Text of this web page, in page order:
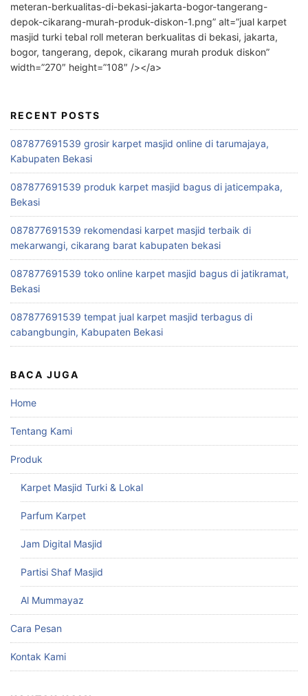
meteran-berkualitas-di-bekasi-jakarta-bogor-tangerang-
depok-cikarang-murah-produk-diskon-1.png” alt=”jual karpet
masjid turki tebal roll meteran berkualitas di bekasi, jakarta,
bogor, tangerang, depok, cikarang murah produk diskon”
width=”270″ height=”108″ /></a>
RECENT POSTS
087877691539 grosir karpet masjid online di tarumajaya,
Kabupaten Bekasi
087877691539 produk karpet masjid bagus di jaticempaka,
Bekasi
087877691539 rekomendasi karpet masjid terbaik di
mekarwangi, cikarang barat kabupaten bekasi
087877691539 toko online karpet masjid bagus di jatikramat,
Bekasi
087877691539 tempat jual karpet masjid terbagus di
cabangbungin, Kabupaten Bekasi
BACA JUGA
Home
Tentang Kami
Produk
Karpet Masjid Turki & Lokal
Parfum Karpet
Jam Digital Masjid
Partisi Shaf Masjid
Al Mummayaz
Cara Pesan
Kontak Kami